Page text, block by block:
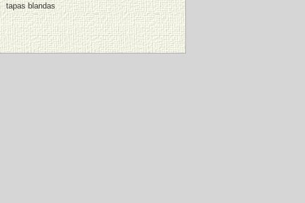
tapas blandas